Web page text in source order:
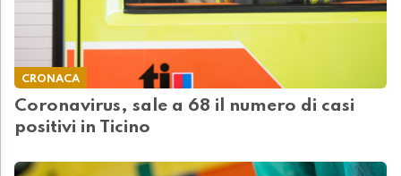
CRONACA
Coronavirus, sale a 68 il numero di casi
positivi in Ticino